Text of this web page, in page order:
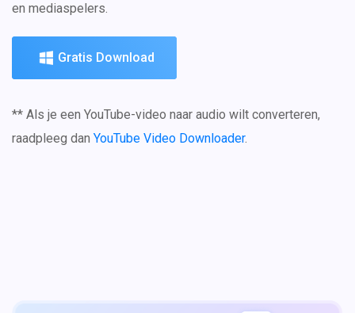
en mediaspelers.
Gratis Download
** Als je een YouTube-video naar audio wilt converteren,
raadpleeg dan YouTube Video Downloader.